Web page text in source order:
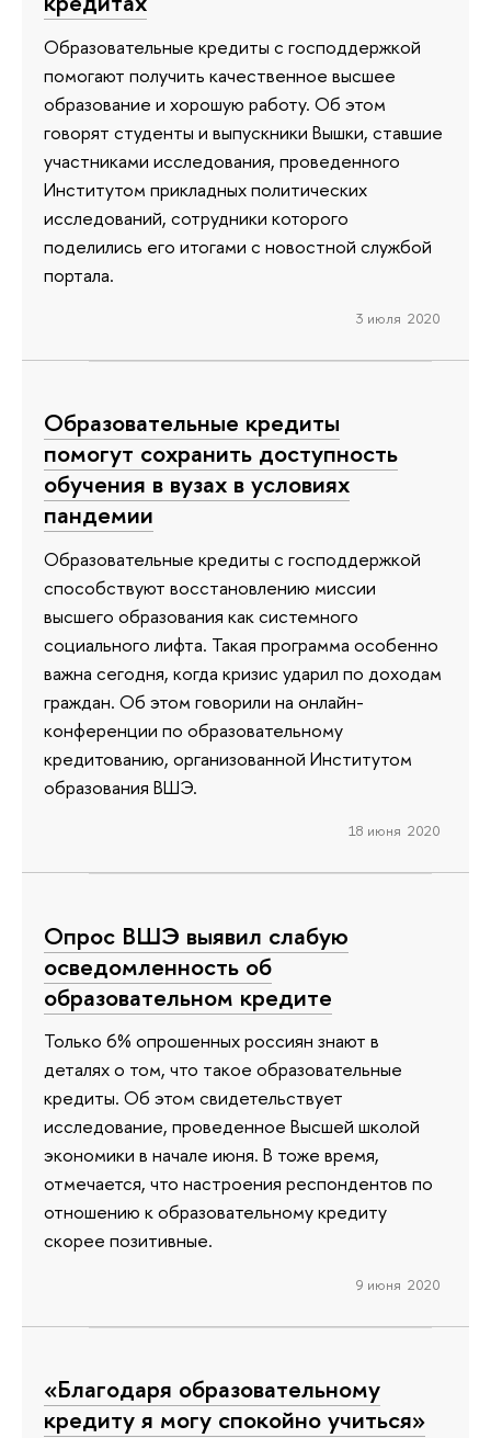
Образовательные кредиты с господдержкой
помогают получить качественное высшее
образование и хорошую работу. Об этом
говорят студенты и выпускники Вышки, ставшие
участниками исследования, проведенного
Институтом прикладных политических
исследований, сотрудники которого
поделились его итогами с новостной службой
портала.
3 июля 2020
Образовательные кредиты
помогут сохранить доступность
обучения в вузах в условиях
пандемии
Образовательные кредиты с господдержкой
способствуют восстановлению миссии
высшего образования как системного
социального лифта. Такая программа особенно
важна сегодня, когда кризис ударил по доходам
граждан. Об этом говорили на онлайн-
конференции по образовательному
кредитованию, организованной Институтом
образования ВШЭ.
18 июня 2020
Опрос ВШЭ выявил слабую
осведомленность об
образовательном кредите
Только 6% опрошенных россиян знают в
деталях о том, что такое образовательные
кредиты. Об этом свидетельствует
исследование, проведенное Высшей школой
экономики в начале июня. В тоже время,
отмечается, что настроения респондентов по
отношению к образовательному кредиту
скорее позитивные.
9 июня 2020
«Благодаря образовательному
кредиту я могу спокойно учиться»